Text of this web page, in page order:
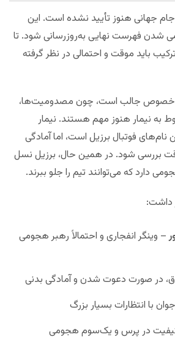
جام جهانی هنوز تأیید نشده است. این
فهرست نهایی به‌روزرسانی شود. تا
باید موقت و احتمالی در نظر گرفته
جالب است، چون مصدومیت‌ها،
به نیمار هنوز مهم هستند. نیمار
فوتبال برزیل است، اما آمادگی
بررسی شود. در همین حال، برزیل نسل
دارد که می‌توانند تیم را جلو ببرند.
داشت:
– وینگر انفجاری و احتمالاً رهبر هجومی
در صورت دعوت شدن و آمادگی بدنی
با انتظارات بسیار بزرگ
در پرس و یک‌سوم هجومی